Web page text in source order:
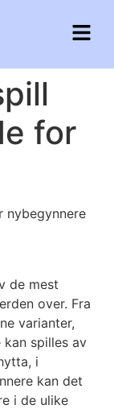
for
de mest
over. Fra
varianter,
spilles av
i
kan det
i de ulike